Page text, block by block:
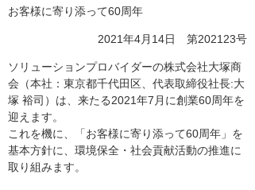
お客様に寄り添って60周年
2021年4月14日 第202123号
ソリューションプロバイダーの株式会社大塚商
会（本社：東京都千代田区、代表取締役社長:大
塚 裕司）は、来たる2021年7月に創業60周年を
迎えます。
これを機に、「お客様に寄り添って60周年」を
基本方針に、環境保全・社会貢献活動の推進に
取り組みます。